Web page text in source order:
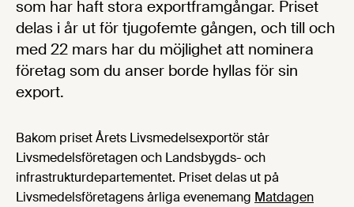
som har haft stora exportframgångar. Priset
delas i år ut för tjugofemte gången, och till och
med 22 mars har du möjlighet att nominera
företag som du anser borde hyllas för sin
export.
Bakom priset Årets Livsmedelsexportör står
Livsmedelsföretagen och Landsbygds- och
infrastrukturdepartementet. Priset delas ut på
Livsmedelsföretagens årliga evenemang Matdagen